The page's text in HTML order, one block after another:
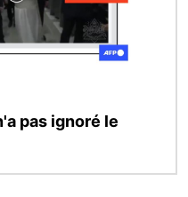
pas ignoré le